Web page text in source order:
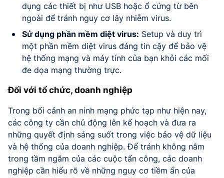
dụng các thiết bị như USB hoặc ổ cứng từ bên
ngoài để tránh nguy cơ lây nhiễm virus.
Sử dụng phần mềm diệt virus: Setup và duy trì
một phần mềm diệt virus đáng tin cậy để bảo vệ
hệ thống mạng và máy tính của bạn khỏi các mối
đe dọa mạng thường trực.
Đối với tổ chức, doanh nghiệp
Trong bối cảnh an ninh mạng phức tạp như hiện nay,
các công ty cần chủ động lên kế hoạch và đưa ra
những quyết định sáng suốt trong việc bảo vệ dữ liệu
và hệ thống của doanh nghiệp. Để tránh không nằm
trong tầm ngắm của các cuộc tấn công, các doanh
nghiệp cần hiểu rõ về những nguy cơ tiềm ẩn của